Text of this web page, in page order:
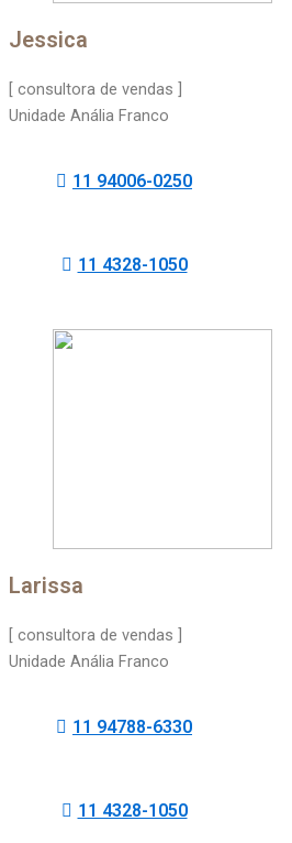
Jessica
[ consultora de vendas ]
Unidade Anália Franco
11 94006-0250
11 4328-1050
Larissa
[ consultora de vendas ]
Unidade Anália Franco
11 94788-6330
11 4328-1050